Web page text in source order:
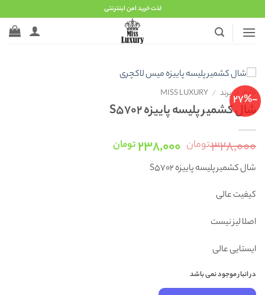
to
content
لذت خرید امن اینترنتی
-27%
خانه / برند /
MISS LUXURY
شال کشمیر پلیسه پاییزه S5702
۳۲۸,۰۰۰تومان قیمت
اصلی:
۲۳۸,۰۰۰تومانقیمت
شال کشمیر پلیسه پاییزه S5702
کیفیت عالی
اصلا لیز نیست
ایستایی عالی
در انبار موجود نمی باشد